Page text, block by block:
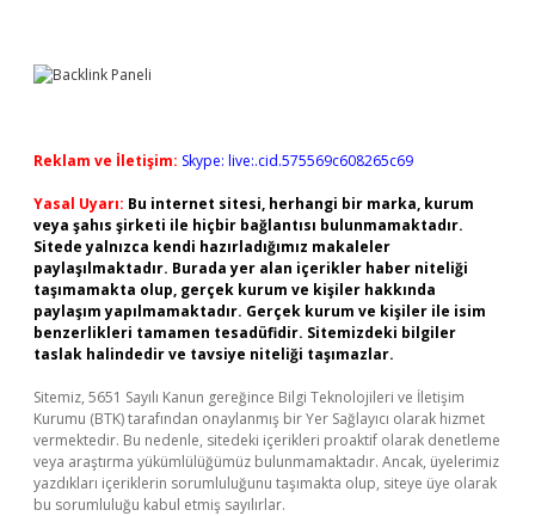
Reklam ve İletişim: Skype: live:.cid.575569c608265c69
Yasal Uyarı: Bu internet sitesi, herhangi bir marka, kurum
veya şahıs şirketi ile hiçbir bağlantısı bulunmamaktadır.
Sitede yalnızca kendi hazırladığımız makaleler
paylaşılmaktadır. Burada yer alan içerikler haber niteliği
taşımamakta olup, gerçek kurum ve kişiler hakkında
paylaşım yapılmamaktadır. Gerçek kurum ve kişiler ile isim
benzerlikleri tamamen tesadüfidir. Sitemizdeki bilgiler
taslak halindedir ve tavsiye niteliği taşımazlar.
Sitemiz, 5651 Sayılı Kanun gereğince Bilgi Teknolojileri ve İletişim
Kurumu (BTK) tarafından onaylanmış bir Yer Sağlayıcı olarak hizmet
vermektedir. Bu nedenle, sitedeki içerikleri proaktif olarak denetleme
veya araştırma yükümlülüğümüz bulunmamaktadır. Ancak, üyelerimiz
yazdıkları içeriklerin sorumluluğunu taşımakta olup, siteye üye olarak
bu sorumluluğu kabul etmiş sayılırlar.